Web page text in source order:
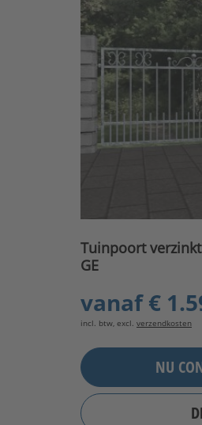
Tuinpoort
GE
vanaf€
incl. btw, excl. verzendkosten
NU